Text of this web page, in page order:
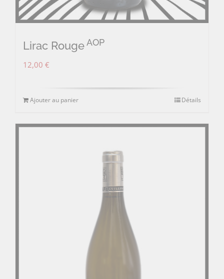
Lirac Rouge AOP
12,00 €
Ajouter au panier Détails